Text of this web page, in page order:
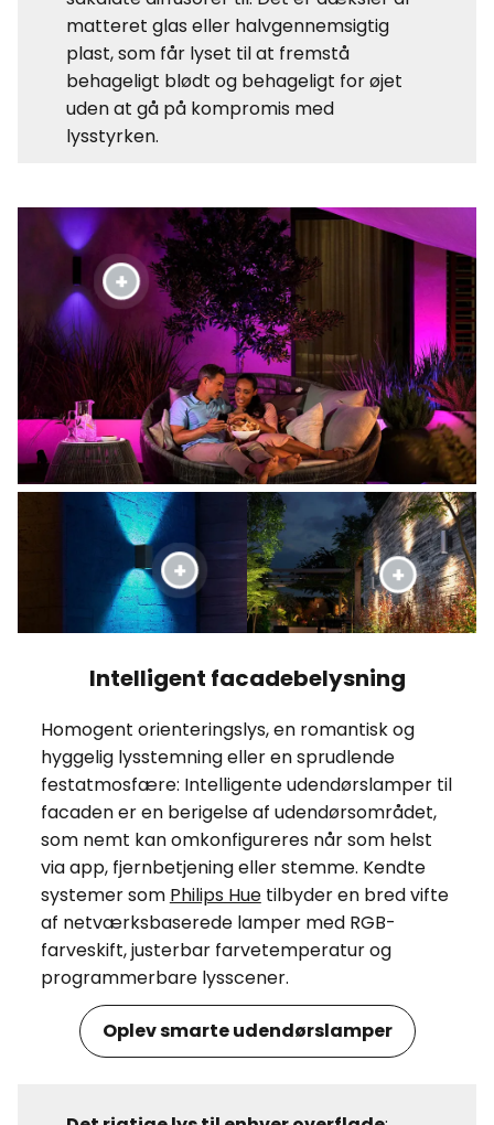
matteret glas eller halvgennemsigtig
plast, som får lyset til at fremstå
behageligt blødt og behageligt for øjet
uden at gå på kompromis med
lysstyrken.
Intelligent facadebelysning
Homogent orienteringslys, en romantisk og
hyggelig lysstemning eller en sprudlende
festatmosfære: Intelligente udendørslamper til
facaden er en berigelse af udendørsområdet,
som nemt kan omkonfigureres når som helst
via app, fjernbetjening eller stemme. Kendte
systemer som Philips Huetilbyder en bred vifte
af netværksbaserede lamper med RGB-
farveskift, justerbar farvetemperatur og
programmerbare lysscener.
Oplev smarte udendørslamper